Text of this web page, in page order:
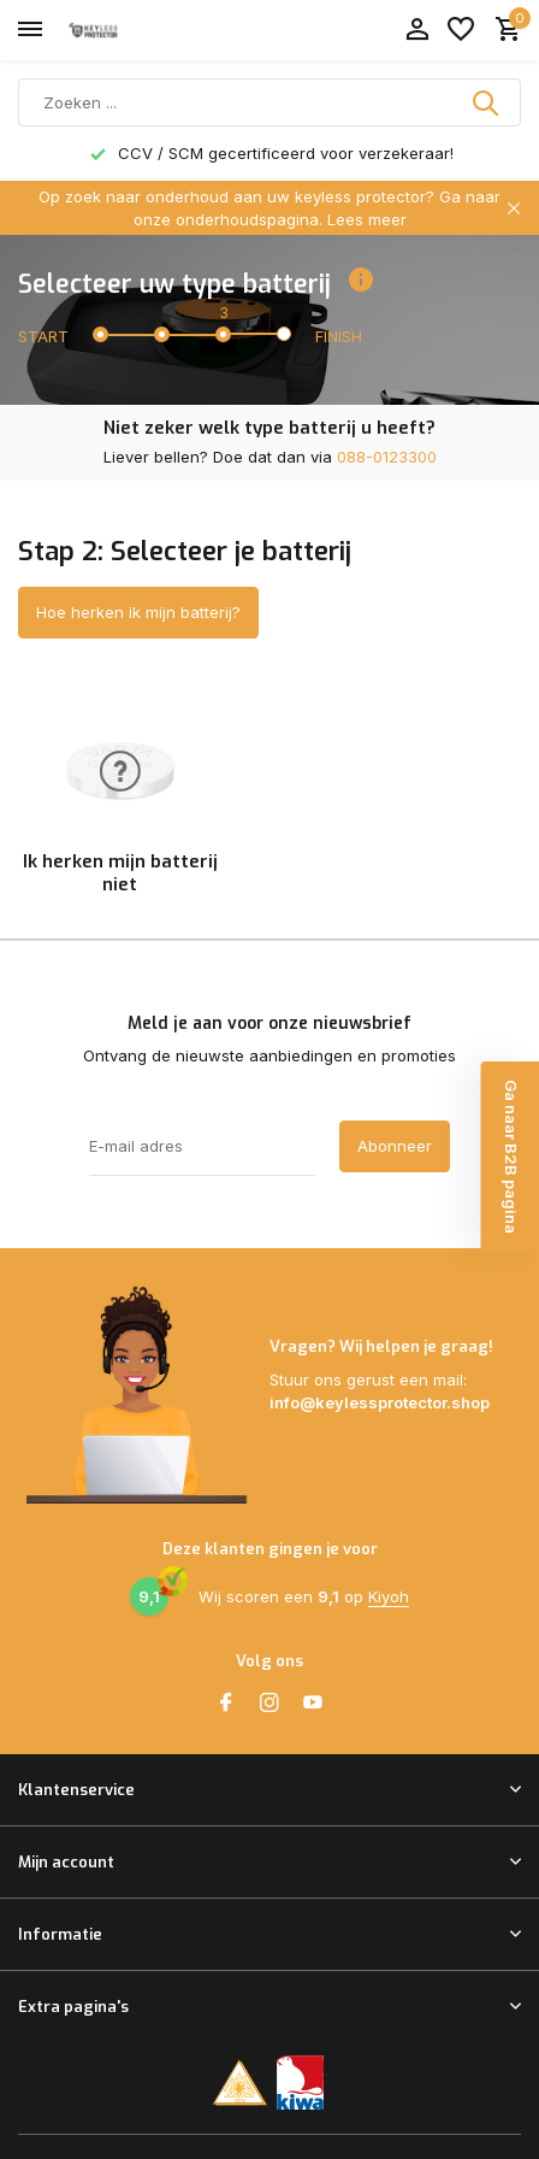
0
CCV / SCM gecertificeerd voor verzekeraar!
Op zoek naar onderhoud aan uw keyless protector? Ga naar
onze onderhoudspagina. Lees meer
Selecteer uw type batterij
START
3
FINISH
Niet zeker welk type batterij u heeft?
Liever bellen? Doe dat dan via 088-0123300
Stap 2: Selecteer je batterij
Hoe herken ik mijn batterij?
Ik herken mijn batterij
niet
Meld je aan voor onze nieuwsbrief
Ontvang de nieuwste aanbiedingen en promoties
Abonneer
Vragen? Wij helpen je graag!
Stuur ons gerust een mail:
info@keylessprotector.shop
Deze klanten gingen je voor
9,1 Wij scoren een 9,1 op Kiyoh
Volg ons
Klantenservice
Mijn account
Informatie
Extra pagina's
Ga naar B2B pagina